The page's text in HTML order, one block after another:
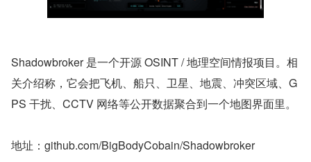
Shadowbroker 是一个开源 OSINT / 地理空间情报项目。相
关介绍称，它会把飞机、船只、卫星、地震、冲突区域、G
PS 干扰、CCTV 网络等公开数据聚合到一个地图界面里。
地址：github.com/BigBodyCobain/Shadowbroker